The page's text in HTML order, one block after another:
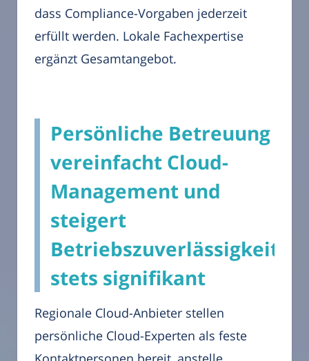
dass Compliance-Vorgaben jederzeit
erfüllt werden. Lokale Fachexpertise
ergänzt Gesamtangebot.
Persönliche Betreuung
vereinfacht Cloud-
Management und
steigert
Betriebszuverlässigkeit
stets signifikant
Regionale Cloud-Anbieter stellen
persönliche Cloud-Experten als feste